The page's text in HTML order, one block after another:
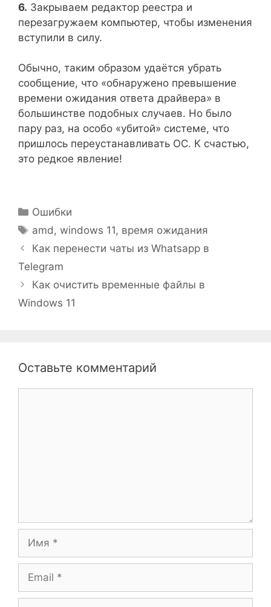
6. Закрываем редактор реестра и
перезагружаем компьютер, чтобы изменения
вступили в силу.
Обычно, таким образом удаётся убрать
сообщение, что «обнаружено превышение
времени ожидания ответа драйвера» в
большинстве подобных случаев. Но было
пару раз, на особо «убитой» системе, что
пришлось переустанавливать ОС. К счастью,
это редкое явление!
Рубрики
Ошибки
Метки
amd ,windows 11, время ожидания
Как перенести чаты из Whatsapp в
Telegram
Как очистить временные файлы в
Windows 11
Оставьте комментарий